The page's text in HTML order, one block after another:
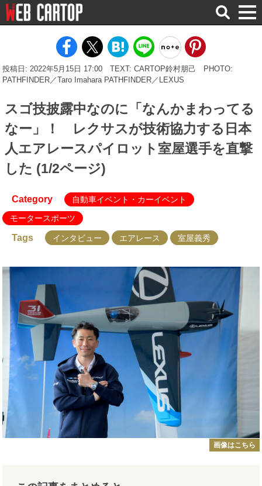
検
索
投稿日: 2022年5月15日 17:00 TEXT: CARTOP鈴村朋己
PHOTO:
PATHFINDER／Taro Imahara PATHFINDER／LEXUS
スゴ技披露中なのに「なんかまわってる
なー」！ レクサスが技術協力する日本
人エアレースパイロット室屋選手を直撃
した (1/2ページ)
Category
自動車イベント・カーイベント
モータースポーツ
Tags インタビュー エアレース 室屋義秀
画像はこちら